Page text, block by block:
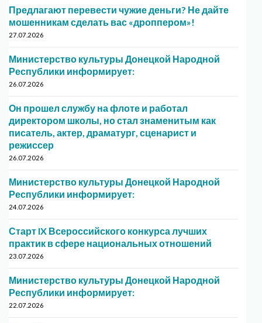
Предлагают перевести чужие деньги? Не дайте
мошенникам сделать вас «дроппером»!
27.07.2026
Министерство культуры Донецкой Народной
Республики информирует:
26.07.2026
Он прошел службу на флоте и работал
директором школы, но стал знаменитым как
писатель, актер, драматург, сценарист и
режиссер
26.07.2026
Министерство культуры Донецкой Народной
Республики информирует:
24.07.2026
Старт IX Всероссийского конкурса лучших
практик в сфере национальных отношений
23.07.2026
Министерство культуры Донецкой Народной
Республики информирует:
22.07.2026